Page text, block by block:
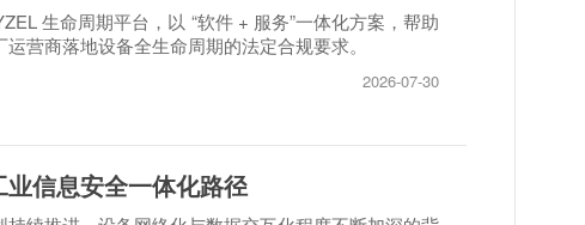
生命周期平台，以 “软件 + 服务”一体化方案，帮助
营商落地设备全生命周期的法定合规要求。
2026-07-30
信息安全一体化路径